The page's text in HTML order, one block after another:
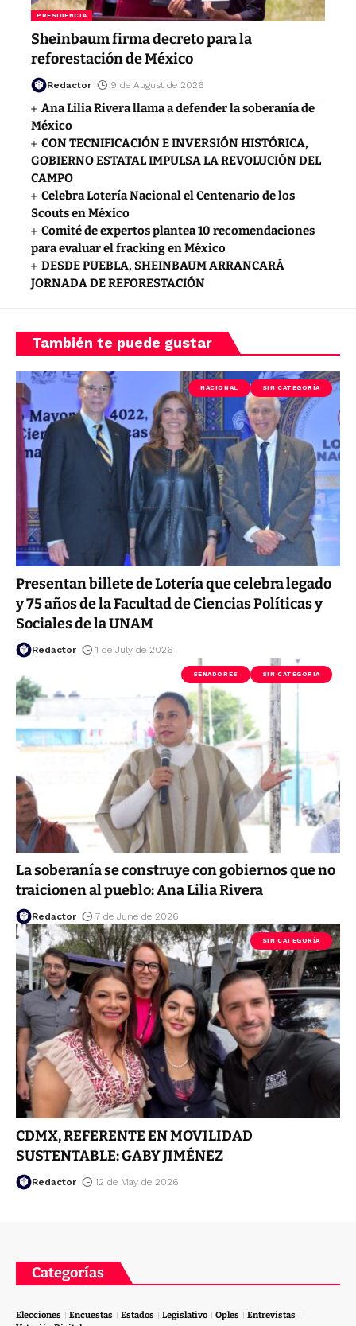
PRESIDENCIA
Sheinbaum firma decreto para la
reforestación de México
Redactor 9 de August de 2026
Ana Lilia Rivera llama a defender la soberanía de
México
CON TECNIFICACIÓN E INVERSIÓN HISTÓRICA,
GOBIERNO ESTATAL IMPULSA LA REVOLUCIÓN DEL
CAMPO
Celebra Lotería Nacional el Centenario de los
Scouts en México
Comité de expertos plantea 10 recomendaciones
para evaluar el fracking en México
DESDE PUEBLA, SHEINBAUM ARRANCARÁ
JORNADA DE REFORESTACIÓN
También te puede gustar
NACIONAL SIN CATEGORÍA
Presentan billete de Lotería que celebra legado
y 75 años de la Facultad de Ciencias Políticas y
Sociales de la UNAM
Redactor 1 de July de 2026
SENADORES SIN CATEGORÍA
La soberanía se construye con gobiernos que no
traicionen al pueblo: Ana Lilia Rivera
Redactor 7 de June de 2026
SIN CATEGORÍA
CDMX, REFERENTE EN MOVILIDAD
SUSTENTABLE: GABY JIMÉNEZ
Redactor 12 de May de 2026
Categorías
Elecciones Encuestas Estados Legislativo Oples
Entrevistas